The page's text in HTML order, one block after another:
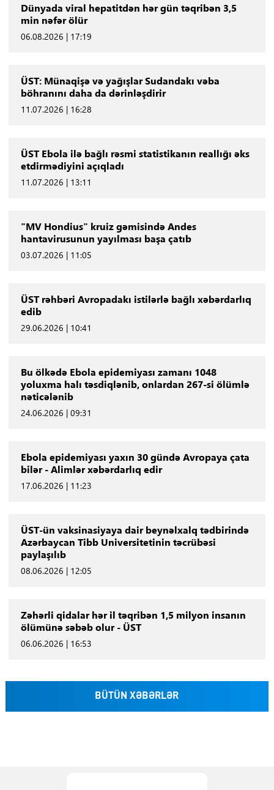
Dünyada viral hepatitdən hər gün təqribən 3,5
min nəfər ölür
06.08.2026 | 17:19
ÜST: Münaqişə və yağışlar Sudandakı vəba
böhranını daha da dərinləşdirir
11.07.2026 | 16:28
ÜST Ebola ilə bağlı rəsmi statistikanın reallığı əks
etdirmədiyini açıqladı
11.07.2026 | 13:11
"MV Hondius" kruiz gəmisində Andes
hantavirusunun yayılması başa çatıb
03.07.2026 | 11:05
ÜST rəhbəri Avropadakı istilərlə bağlı xəbərdarlıq
edib
29.06.2026 | 10:41
Bu ölkədə Ebola epidemiyası zamanı 1048
yoluxma halı təsdiqlənib, onlardan 267-si ölümlə
nəticələnib
24.06.2026 | 09:31
Ebola epidemiyası yaxın 30 gündə Avropaya çata
bilər - Alimlər xəbərdarlıq edir
17.06.2026 | 11:23
ÜST-ün vaksinasiyaya dair beynəlxalq tədbirində
Azərbaycan Tibb Universitetinin təcrübəsi
paylaşılıb
08.06.2026 | 12:05
Zəhərli qidalar hər il təqribən 1,5 milyon insanın
ölümünə səbəb olur - ÜST
06.06.2026 | 16:53
BÜTÜN XƏBƏRLƏR